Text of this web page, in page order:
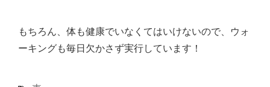
もちろん、体も健康でいなくてはいけないので、ウォ
ーキングも毎日欠かさず実行しています！